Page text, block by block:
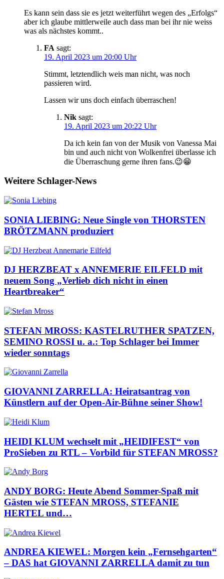
Es kann sein dass sie es jetzt weiterführt wegen des „Erfolgs“
aber ich glaube mittlerweile auch dass man bei ihr nie weiss
was als nächstes kommt..
FA sagt:
19. April 2023 um 20:00 Uhr
Stimmt, letztendlich weis man nicht, was noch
passieren wird.
Lassen wir uns doch einfach überraschen!
Nik sagt:
19. April 2023 um 20:22 Uhr
Da ich kein fan von der Musik von Vanessa Mai
bin und auch nicht von Wolkenfrei überlasse ich
die Überraschung gerne ihren fans.😉😁
Weitere Schlager-News
SONIA LIEBING: Neue Single von THORSTEN
BRÖTZMANN produziert
DJ HERZBEAT x ANNEMERIE EILFELD mit
neuem Song „Verlieb dich nicht in einen
Heartbreaker“
STEFAN MROSS: KASTELRUTHER SPATZEN,
SEMINO ROSSI u. a.: Top Schlager bei Immer
wieder sonntags
GIOVANNI ZARRELLA: Heiratsantrag von
Künstlern auf der Open-Air-Bühne seiner Show!
HEIDI KLUM wechselt mit „HEIDIFEST“ von
ProSieben zu RTL – Vorbild für STEFAN MROSS?
ANDY BORG: Heute Abend Sommer-Spaß mit
Gästen wie STEFAN MROSS, STEFANIE
HERTEL und…
ANDREA KIEWEL: Morgen kein „Fernsehgarten“
– DAS hat GIOVANNI ZARRELLA damit zu tun